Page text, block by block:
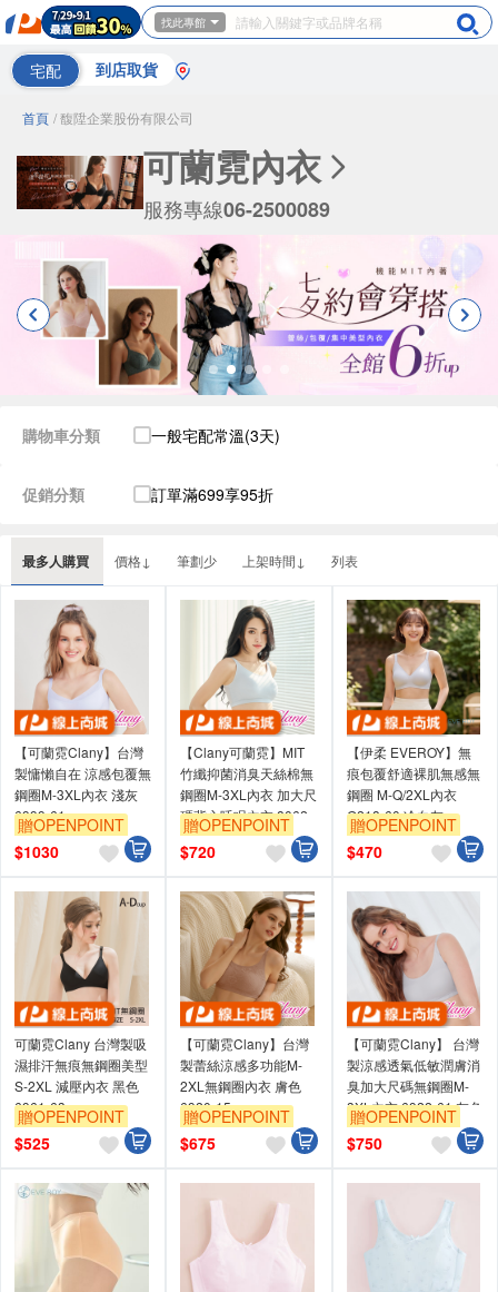
找此專館
宅配 到店取貨
首頁 / 馥陞企業股份有限公司
可蘭霓內衣
服務專線06-2500089
最多人購買 價格↓ 筆劃少 上架時間↓ 列表
購物車分類 一般宅配常溫(3天)
促銷分類 訂單滿699享95折
【可蘭霓Clany】台灣
製慵懶自在 涼感包覆無
鋼圈M-3XL內衣 淺灰
6999-61
贈OPENPOINT
訂單滿699享95折
$1030
【Clany可蘭霓】MIT
竹纖抑菌消臭天絲棉無
鋼圈M-3XL內衣 加大尺
碼背心睡眠內衣 8062-
63 黑色 8062-61 灰色
贈OPENPOINT
訂單滿699享95折
$720
【伊柔 EVEROY】無
痕包覆舒適裸肌無感無
鋼圈 M-Q/2XL內衣
G218-60 冷白灰
贈OPENPOINT
訂單滿699享95折
$470
可蘭霓Clany 台灣製吸
濕排汗無痕無鋼圈美型
S-2XL 減壓內衣 黑色
6961-63
贈OPENPOINT
訂單滿699享95折
$525
【可蘭霓Clany】台灣
製蕾絲涼感多功能M-
2XL無鋼圈內衣 膚色
6920-15
贈OPENPOINT
訂單滿699享95折
$675
【可蘭霓Clany】 台灣
製涼感透氣低敏潤膚消
臭加大尺碼無鋼圈M-
3XL內衣 6922-61 灰色
贈OPENPOINT
訂單滿699享95折
$750